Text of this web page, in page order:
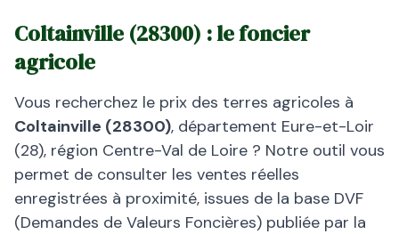
Coltainville (28300) : le foncier
agricole
Vous recherchez le prix des terres agricoles à
Coltainville (28300), département Eure-et-Loir
(28), région Centre-Val de Loire ? Notre outil vous
permet de consulter les ventes réelles
enregistrées à proximité, issues de la base DVF
(Demandes de Valeurs Foncières) publiée par la